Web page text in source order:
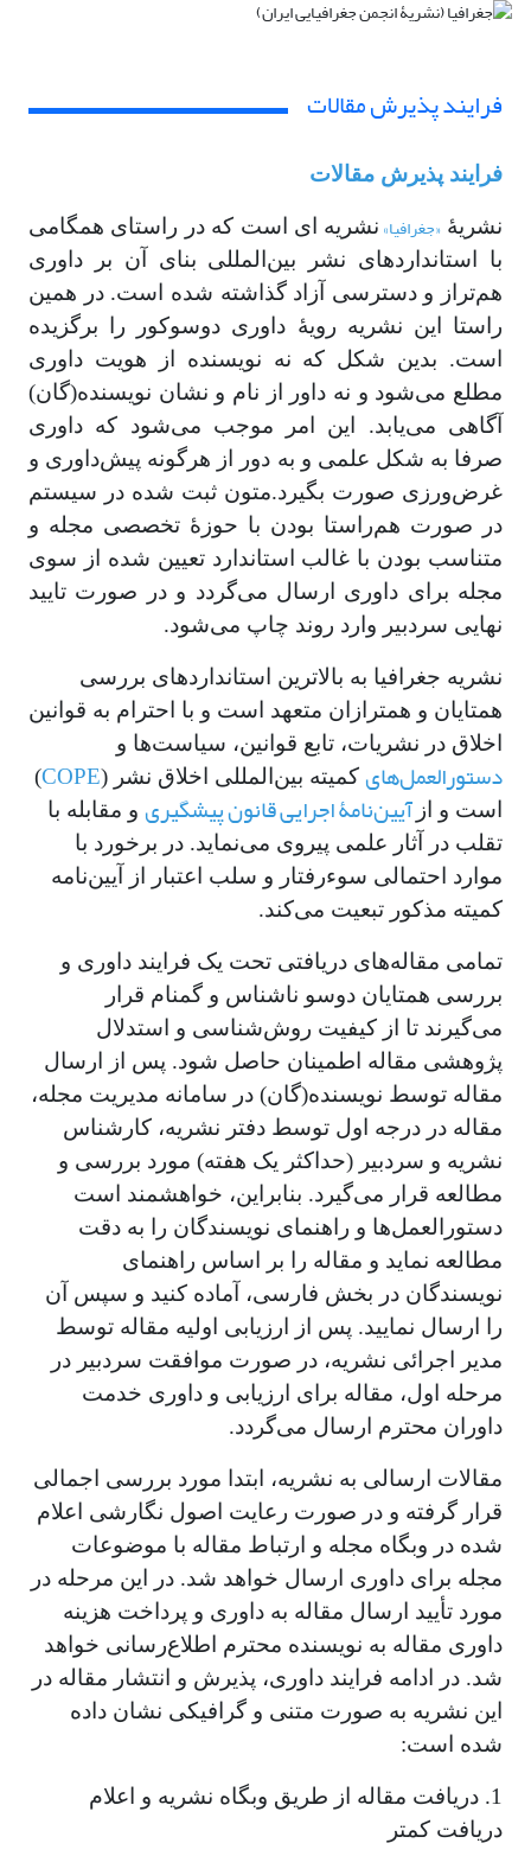
فرایند پذیرش مقالات
فرایند پذیرش مقالات
نشریۀ«جغرافیا» نشریه‌ ای است که در راستای همگامی
با استانداردهای نشر بین‌المللی بنای آن بر داوری
هم‌تراز و دسترسی آزاد گذاشته شده است. در همین
راستا این نشریه رویۀ داوری دوسوکور را برگزیده
است. بدین شکل که نه نویسنده از هویت داوری
مطلع می‌شود و نه داور از نام و نشان نویسنده(گان)
آگاهی می‌یابد. این امر موجب می‌شود که داوری
صرفا به شکل علمی و به دور از هرگونه پیش‌داوری و
غرض‌ورزی صورت بگیرد.متون ثبت شده در سیستم
در صورت هم‌راستا بودن با حوزۀ تخصصی مجله و
متناسب بودن با غالب استاندارد تعیین شده از سوی
مجله برای داوری ارسال می‌گردد و در صورت تایید
نهایی سردبیر وارد روند چاپ می‌شود.
نشریه جغرافیا به بالاترین استانداردهای بررسی
همتایان و همترازان متعهد است و با احترام به قوانین
اخلاق در نشریات، تابع قوانین، سیاست‌ها و
دستورالعمل‌های کمیته بین‌المللی اخلاق نشر (COPE
)
است و از آیین‌نامۀ اجرایی قانون پیشگیری و مقابله با
تقلب در آثار علمی پیروی می‌نماید. در برخورد با
موارد احتمالی سوءرفتار و سلب اعتبار از آیین‌نامه
کمیته مذکور تبعیت می‌کند.
تمامی مقاله‌های دریافتی تحت یک فرایند داوری و
بررسی همتایان دوسو ناشناس و گمنام قرار
می‌گیرند تا از کیفیت روش‌شناسی و استدلال
پژوهشی مقاله اطمینان حاصل شود. پس از ارسال
مقاله توسط نویسنده(گان) در سامانه مدیریت مجله،
مقاله در درجه اول توسط دفتر نشریه، کارشناس
نشریه و سردبیر (حداکثر یک هفته) مورد بررسی و
مطالعه قرار می‌گیرد. بنابراین، خواهشمند است
دستورالعمل‌ها و راهنمای نویسندگان را به دقت
مطالعه نماید و مقاله را بر اساس راهنمای
نویسندگان در بخش فارسی، آماده کنید و سپس آن
را ارسال نمایید. پس از ارزیابی اولیه مقاله توسط
مدیر اجرائی نشریه، در صورت موافقت سردبیر در
مرحله اول، مقاله برای ارزیابی و داوری خدمت
داوران محترم ارسال می‌گردد.
مقالات ارسالی به نشریه، ابتدا مورد بررسی اجمالی
قرار گرفته و در صورت رعایت اصول نگارشی اعلام
شده در وبگاه مجله و ارتباط مقاله با موضوعات
مجله برای داوری ارسال خواهد شد. در این مرحله در
مورد تأیید ارسال مقاله به داوری و پرداخت هزینه
داوری مقاله به نویسنده محترم اطلاع‌رسانی خواهد
شد. در ادامه فرایند داوری، پذیرش و انتشار مقاله در
این نشریه به صورت متنی و گرافیکی نشان داده
شده است:
1. دریافت مقاله از طریق وبگاه نشریه و اعلام
دریافت کمتر